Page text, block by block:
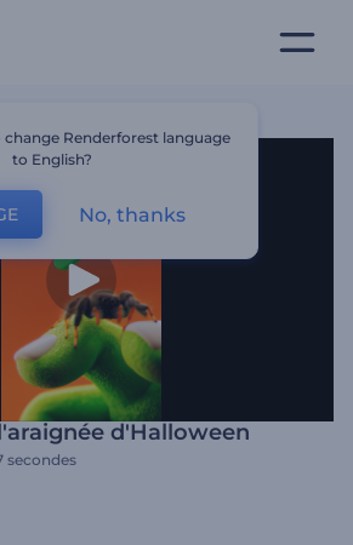
d'Halloween
secondes
Renderforest language
to English?
No, thanks